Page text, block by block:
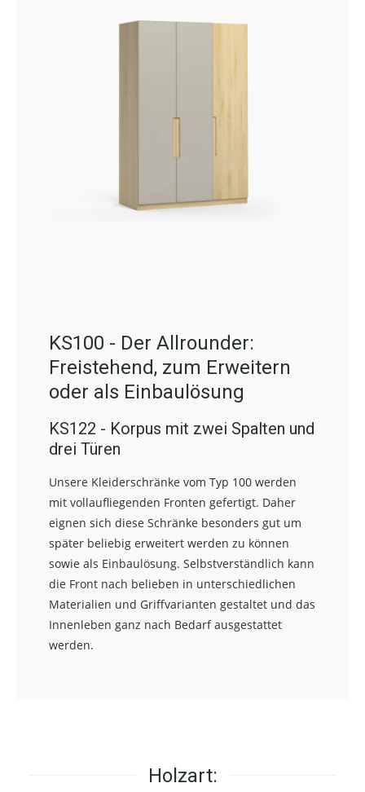
KS100 - Der Allrounder:
Freistehend, zum Erweitern
oder als Einbaulösung
KS122 - Korpus mit zwei Spalten und
drei Türen
Unsere Kleiderschränke vom Typ 100 werden
mit vollaufliegenden Fronten gefertigt. Daher
eignen sich diese Schränke besonders gut um
später beliebig erweitert werden zu können
sowie als Einbaulösung. Selbstverständlich kann
die Front nach belieben in unterschiedlichen
Materialien und Griffvarianten gestaltet und das
Innenleben ganz nach Bedarf ausgestattet
werden.
Holzart: